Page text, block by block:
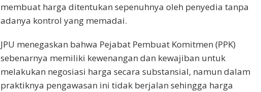
membuat harga ditentukan sepenuhnya oleh penyedia tanpa
adanya kontrol yang memadai.
JPU menegaskan bahwa Pejabat Pembuat Komitmen (PPK)
sebenarnya memiliki kewenangan dan kewajiban untuk
melakukan negosiasi harga secara substansial, namun dalam
praktiknya pengawasan ini tidak berjalan sehingga harga